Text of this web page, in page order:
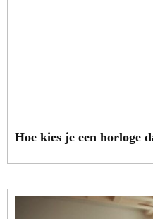
Hoe kies je een horloge